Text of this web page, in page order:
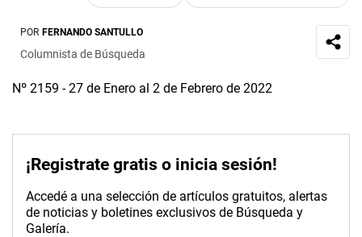
POR FERNANDO SANTULLO
Columnista de Búsqueda
Nº 2159 - 27 de Enero al 2 de Febrero de 2022
¡Registrate gratis o inicia sesión!
Accedé a una selección de artículos gratuitos, alertas
de noticias y boletines exclusivos de Búsqueda y
Galería.